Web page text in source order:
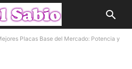
Placas Base del Mercado: Potencia y